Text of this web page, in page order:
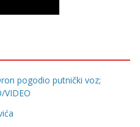
pogodio putnički voz;
VIDEO